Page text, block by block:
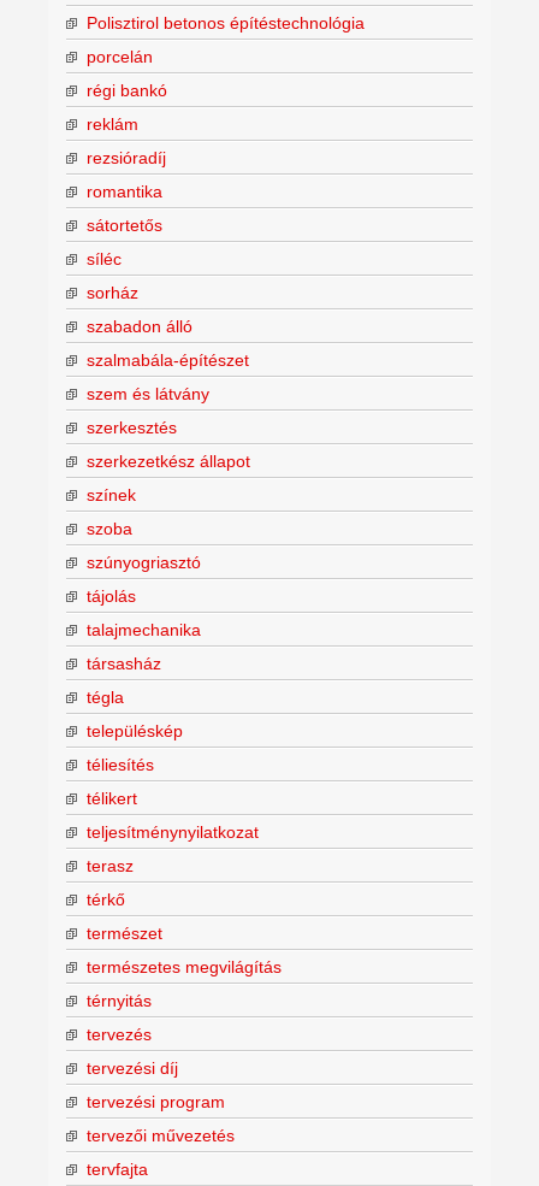
Polisztirol betonos építéstechnológia
porcelán
régi bankó
reklám
rezsióradíj
romantika
sátortetős
síléc
sorház
szabadon álló
szalmabála-építészet
szem és látvány
szerkesztés
szerkezetkész állapot
színek
szoba
szúnyogriasztó
tájolás
talajmechanika
társasház
tégla
településkép
téliesítés
télikert
teljesítménynyilatkozat
terasz
térkő
természet
természetes megvilágítás
térnyitás
tervezés
tervezési díj
tervezési program
tervezői művezetés
tervfajta